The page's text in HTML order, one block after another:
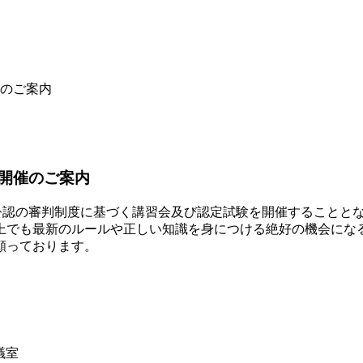
ご案内
催のご案内
の審判制度に基づく講習会及び認定試験を開催すること
も最新のルールや正しい知識を身につける絶好の機会にな
ております。
室